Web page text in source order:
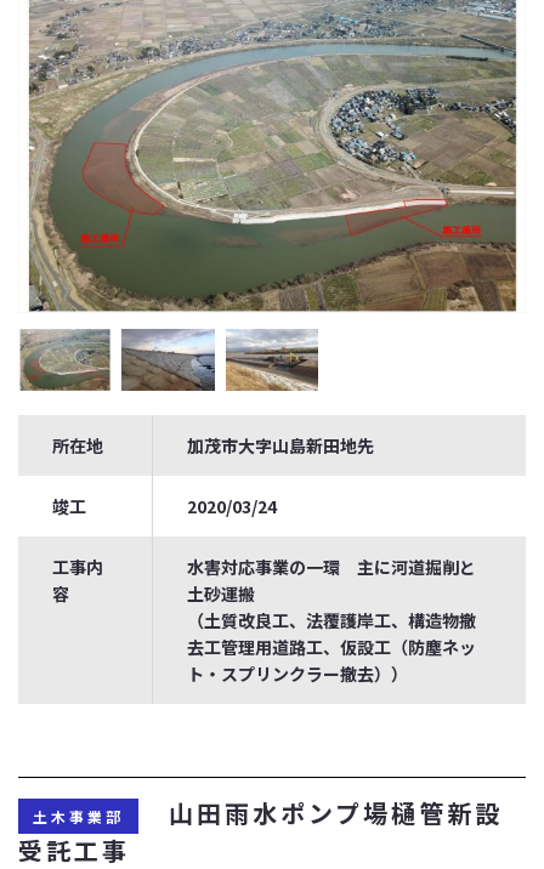
所在地 加茂市大字山島新田地先
竣工 2020/03/24
工事内
容
水害対応事業の一環 主に河道掘削と
土砂運搬
（土質改良工、法覆護岸工、構造物撤
去工管理用道路工、仮設工（防塵ネッ
ト・スプリンクラー撤去））
土木事業部
山田雨水ポンプ場樋管新設
受託工事